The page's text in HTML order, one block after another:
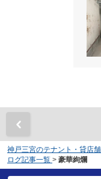
神戸三宮のテナント・貸店
ログ記事一覧 > 豪華絢爛